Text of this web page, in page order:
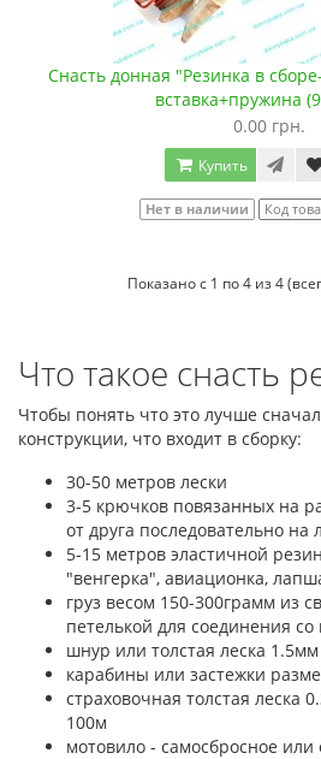
Снасть донная "Резинка в
вставка+пружина
0.00 грн.
Купить
Нет в наличии Код
Показано с 1 по 4 из 4
Что такое снасть
Чтобы понять что это лучше
конструкции, что входит в сборку:
30-50 метров лески
3-5 крючков повязанных на
от друга последовательно на
5-15 метров эластичной
"венгерка", авиационка,
груз весом 150-300грамм из
петелькой для соединения
шнур или толстая леска
карабины или застежки
страховочная толстая леска
100м
мотовило - самосбросное